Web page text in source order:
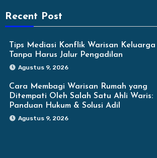
Recent Post
Tips Mediasi Konflik Warisan Keluarga
Tanpa Harus Jalur Pengadilan
Agustus 9, 2026
Cara Membagi Warisan Rumah yang
Ditempati Oleh Salah Satu Ahli Waris:
Panduan Hukum & Solusi Adil
Agustus 9, 2026